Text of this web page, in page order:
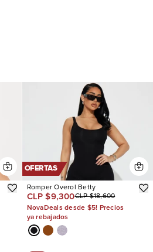
OFERTAS
Romper Overol Betty
CLP $9,300CLP $18,600
NovaDeals desde $5! Precios
ya rebajados